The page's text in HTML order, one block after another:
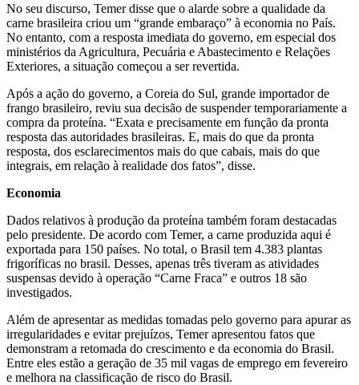
No seu discurso, Temer disse que o alarde sobre a qualidade da
carne brasileira criou um “grande embaraço” à economia no País.
No entanto, com a resposta imediata do governo, em especial dos
ministérios da Agricultura, Pecuária e Abastecimento e Relações
Exteriores, a situação começou a ser revertida.
Após a ação do governo, a Coreia do Sul, grande importador de
frango brasileiro, reviu sua decisão de suspender temporariamente a
compra da proteína. “Exata e precisamente em função da pronta
resposta das autoridades brasileiras. E, mais do que da pronta
resposta, dos esclarecimentos mais do que cabais, mais do que
integrais, em relação à realidade dos fatos”, disse.
Economia
Dados relativos à produção da proteína também foram destacadas
pelo presidente. De acordo com Temer, a carne produzida aqui é
exportada para 150 países. No total, o Brasil tem 4.383 plantas
frigoríficas no brasil. Desses, apenas três tiveram as atividades
suspensas devido à operação “Carne Fraca” e outros 18 são
investigados.
Além de apresentar as medidas tomadas pelo governo para apurar as
irregularidades e evitar prejuízos, Temer apresentou fatos que
demonstram a retomada do crescimento e da economia do Brasil.
Entre eles estão a geração de 35 mil vagas de emprego em fevereiro
e melhora na classificação de risco do Brasil.